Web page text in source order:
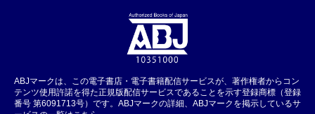
ABJマークは、この電子書店・電子書籍配信サービスが、著作権者からコン
テンツ使用許諾を得た正規版配信サービスであることを示す登録商標（登録
番号 第6091713号）です。ABJマークの詳細、ABJマークを掲示しているサ